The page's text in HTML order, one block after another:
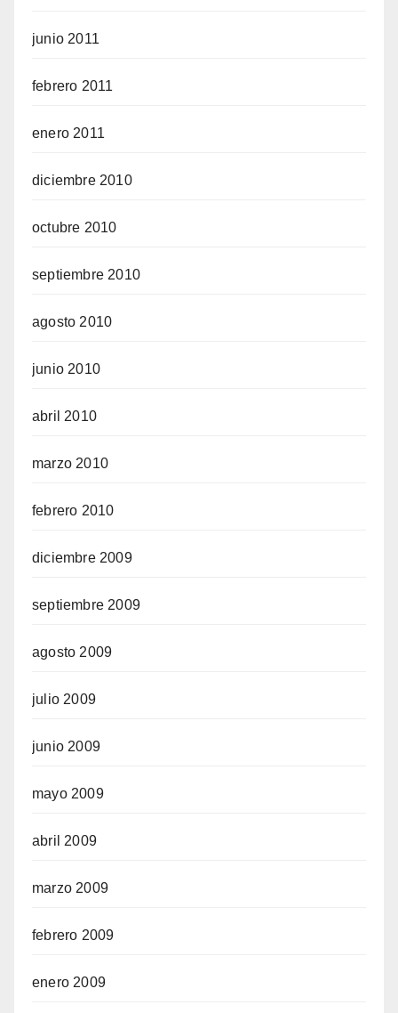
junio 2011
febrero 2011
enero 2011
diciembre 2010
octubre 2010
septiembre 2010
agosto 2010
junio 2010
abril 2010
marzo 2010
febrero 2010
diciembre 2009
septiembre 2009
agosto 2009
julio 2009
junio 2009
mayo 2009
abril 2009
marzo 2009
febrero 2009
enero 2009